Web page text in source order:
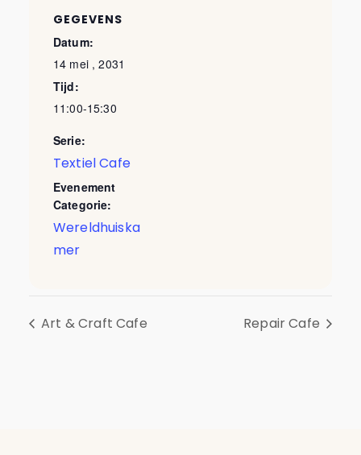
GEGEVENS
Datum:
14 mei , 2031
Tijd:
11:00-15:30
Serie:
Textiel Cafe
Evenement
Categorie:
Wereldhuiska
mer
Art & Craft Cafe Repair Cafe